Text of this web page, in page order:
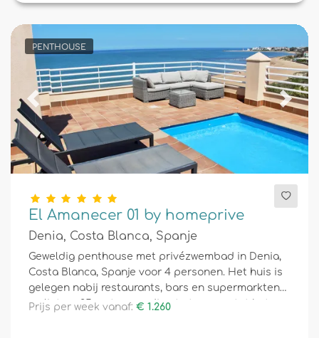
PENTHOUSE
Previous Next
El Amanecer 01 by homeprive
Denia, Costa Blanca, Spanje
Geweldig penthouse met privézwembad in Denia,
Costa Blanca, Spanje voor 4 personen. Het huis is
gelegen nabij restaurants, bars en supermarkten
en ligt op 25 meter van directe toegang tot het
Prijs per week vanaf: € 1.260